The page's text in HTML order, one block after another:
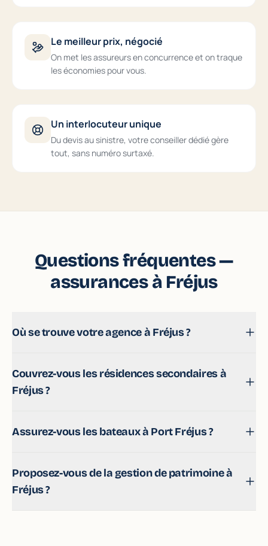
Le meilleur prix, négocié
On met les assureurs en concurrence et on traque
les économies pour vous.
Un interlocuteur unique
Du devis au sinistre, votre conseiller dédié gère
tout, sans numéro surtaxé.
Questions fréquentes —
assurances à Fréjus
Où se trouve votre agence à Fréjus ?
vous reçoit sur rendez-vous, du lundi au vendredi.
Couvrez-vous les résidences secondaires à
Fréjus ?
complexes par les assureurs classiques.
Assurez-vous les bateaux à Port Fréjus ?
comme au mouillage.
Proposez-vous de la gestion de patrimoine à
Fréjus ?